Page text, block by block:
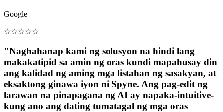
Google
☆☆☆☆☆
"Naghahanap kami ng solusyon na hindi lang
makakatipid sa amin ng oras kundi mapahusay din
ang kalidad ng aming mga listahan ng sasakyan, at
eksaktong ginawa iyon ni Spyne. Ang pag-edit ng
larawan na pinapagana ng AI ay napaka-intuitive-
kung ano ang dating tumatagal ng mga oras